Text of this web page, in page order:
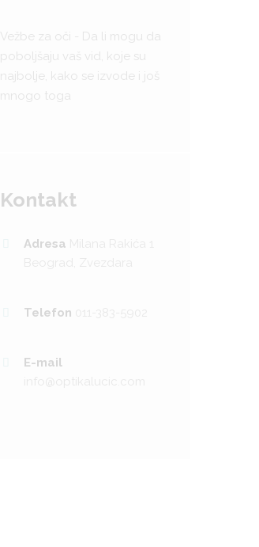
Vežbe za oči - Da li mogu da
poboljšaju vaš vid, koje su
najbolje, kako se izvode i još
mnogo toga
Kontakt
Adresa
Telefon
E-mail